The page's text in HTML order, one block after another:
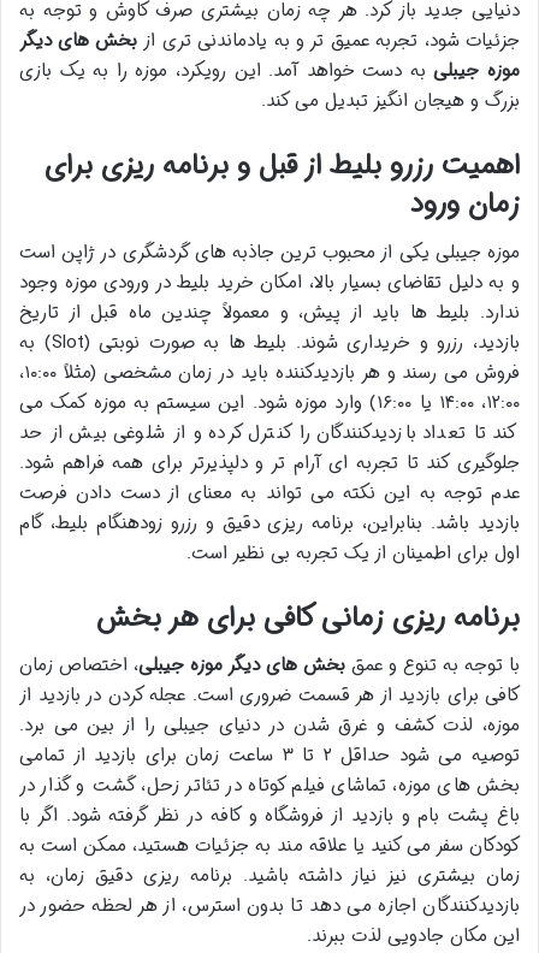
دنیایی جدید باز کرد. هر چه زمان بیشتری صرف کاوش و توجه به
جزئیات شود، تجربه عمیق تر و به یادماندنی تری از بخش های دیگر
موزه جیبلیبه دست خواهد آمد. این رویکرد، موزه را به یک بازی
بزرگ و هیجان انگیز تبدیل می کند.
اهمیت رزرو بلیط از قبل و برنامه ریزی برای
زمان ورود
موزه جیبلی یکی از محبوب ترین جاذبه های گردشگری در ژاپن است
و به دلیل تقاضای بسیار بالا، امکان خرید بلیط در ورودی موزه وجود
ندارد. بلیط ها باید از پیش، و معمولاً چندین ماه قبل از تاریخ
بازدید، رزرو و خریداری شوند. بلیط ها به صورت نوبتی (Slot) به
فروش می رسند و هر بازدیدکننده باید در زمان مشخصی (مثلاً ۱۰:۰۰،
۱۲:۰۰، ۱۴:۰۰ یا ۱۶:۰۰) وارد موزه شود. این سیستم به موزه کمک می
کند تا تعداد بازدیدکنندگان را کنترل کرده و از شلوغی بیش از حد
جلوگیری کند تا تجربه ای آرام تر و دلپذیرتر برای همه فراهم شود.
عدم توجه به این نکته می تواند به معنای از دست دادن فرصت
بازدید باشد. بنابراین، برنامه ریزی دقیق و رزرو زودهنگام بلیط، گام
اول برای اطمینان از یک تجربه بی نظیر است.
برنامه ریزی زمانی کافی برای هر بخش
با توجه به تنوع و عمق بخش های دیگر موزه جیبلی، اختصاص زمان
کافی برای بازدید از هر قسمت ضروری است. عجله کردن در بازدید از
موزه، لذت کشف و غرق شدن در دنیای جیبلی را از بین می برد.
توصیه می شود حداقل ۲ تا ۳ ساعت زمان برای بازدید از تمامی
بخش های موزه، تماشای فیلم کوتاه در تئاتر زحل، گشت و گذار در
باغ پشت بام و بازدید از فروشگاه و کافه در نظر گرفته شود. اگر با
کودکان سفر می کنید یا علاقه مند به جزئیات هستید، ممکن است به
زمان بیشتری نیز نیاز داشته باشید. برنامه ریزی دقیق زمان، به
بازدیدکنندگان اجازه می دهد تا بدون استرس، از هر لحظه حضور در
این مکان جادویی لذت ببرند.